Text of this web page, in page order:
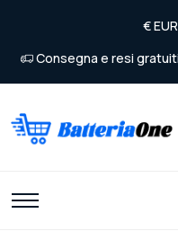
Consegna e resi gratuiti